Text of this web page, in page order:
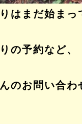
はまだ始まっ
の予約など、
のお問い合わ